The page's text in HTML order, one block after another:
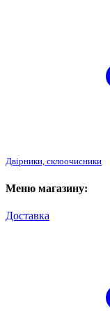
Двірники, склоочисники
Меню магазину:
Доставка